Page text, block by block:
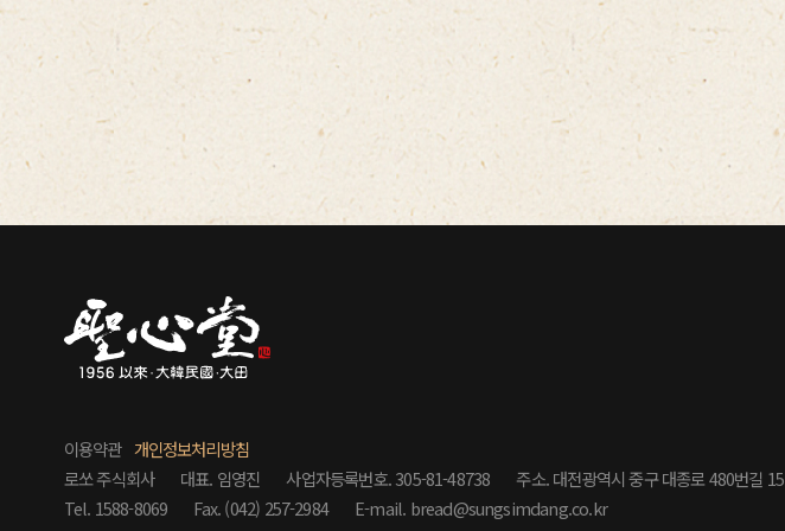
이용약관 개인정보처리방침
로쏘 주식회사
대표. 임영진 사업자등록번호. 305-81-48738
주소. 대전광역시 중구 대종로 480번길 15
Tel. 1588-8069
Fax. (042) 257-2984
E-mail. bread@sungsimdang.co.kr